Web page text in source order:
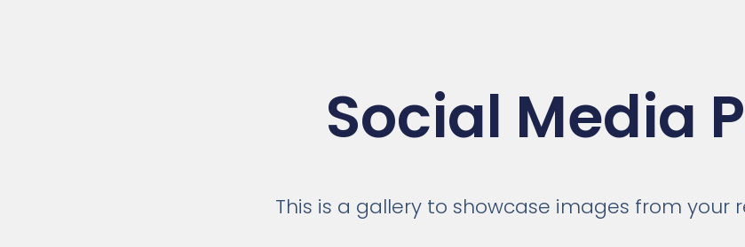
Social Media
This is a gallery to showcase images from your